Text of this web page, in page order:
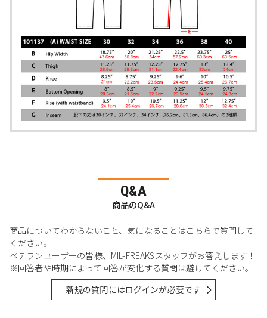
Q&A
商品のQ&A
商品についてわからないこと、気になることはこちらで質問して
ください。
ベテランユーザーの皆様、MIL-FREAKSスタッフがお答えします！
※回答者や時期によって回答が変化する質問は避けてください。
新規の質問にはログインが必要です